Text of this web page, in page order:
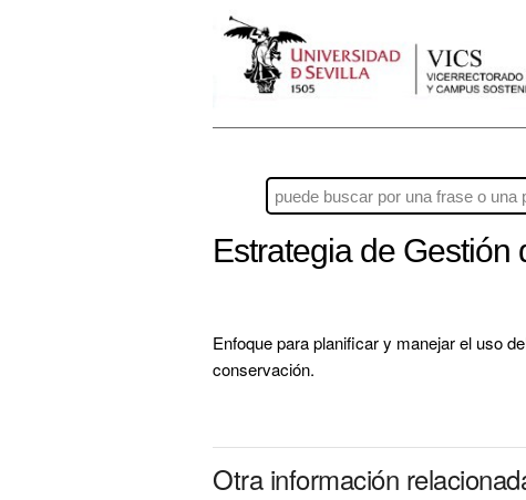
Estrategia de
Enfoque para planificar y manejar el uso
conservación.
Otra información